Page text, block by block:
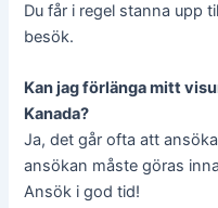
Du får i regel stanna upp
besök.
Kan jag förlänga mitt
Kanada?
Ja, det går ofta att
ansökan måste göras
Ansök i god tid!